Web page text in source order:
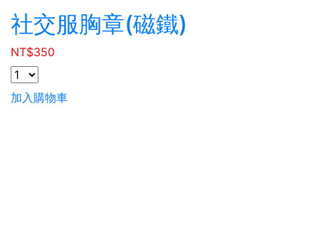
社交服胸章(磁鐵)
NT$350
加入購物車